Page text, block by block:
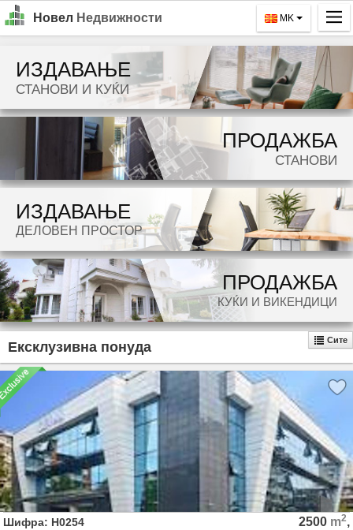
Новел Недвижности MK
Барај
Издавање
Продажба
За Нас
Контакт
MK
EN
GO!
ИЗДАВАЊЕ
СТАНОВИ И КУЌИ
ПРОДАЖБА
СТАНОВИ
ИЗДАВАЊЕ
ДЕЛОВЕН ПРОСТОР
ПРОДАЖБА
КУЌИ И ВИКЕНДИЦИ
Ексклузивна понуда Сите
Шифра: H0254 2500 m2,